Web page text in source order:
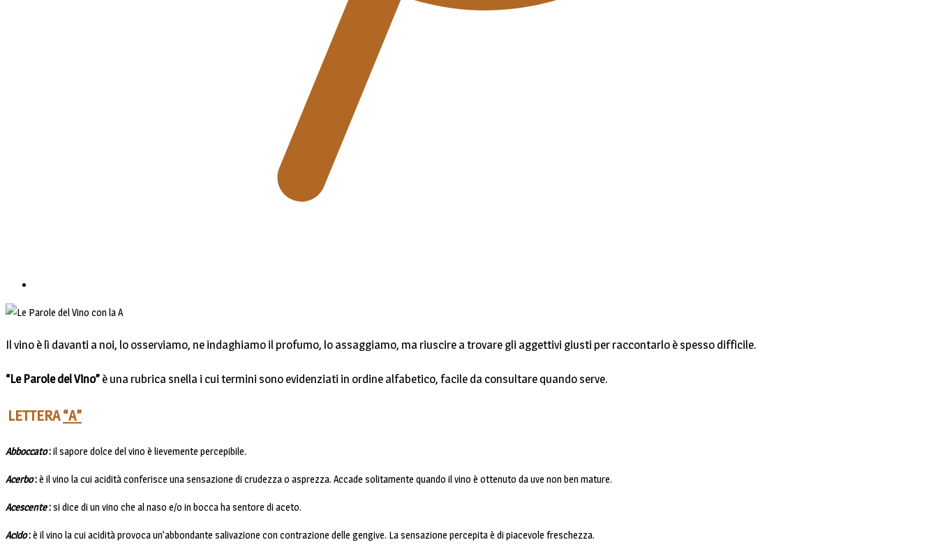
Il vino è lì davanti a noi, lo osserviamo, ne indaghiamo il profumo, lo assaggiamo, ma riuscire a trovare gli aggettivi giusti per raccontarlo è spesso difficile.
“Le Parole del Vino” è una rubrica snella i cui termini sono evidenziati in ordine alfabetico, facile da consultare quando serve.
LETTERA“A”
Abboccato:il sapore dolce del vino è lievemente percepibile.
Acerbo:è il vino la cui acidità conferisce una sensazione di crudezza o asprezza. Accade solitamente quando il vino è ottenuto da uve non ben mature.
Acescente:si dice di un vino che al naso e/o in bocca ha sentore di aceto.
Acido:è il vino la cui acidità provoca un’abbondante salivazione con contrazione delle gengive. La sensazione percepita è di piacevole freschezza.